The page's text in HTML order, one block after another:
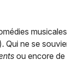
Qui ne se
ou encore de